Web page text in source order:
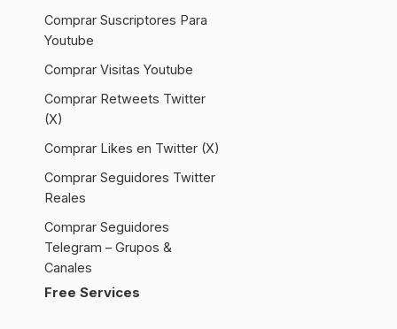
Comprar Suscriptores Para
Youtube
Comprar Visitas Youtube
Comprar Retweets Twitter
(X)
Comprar Likes en Twitter (X)
Comprar Seguidores Twitter
Reales
Comprar Seguidores
Telegram – Grupos &
Canales
Free Services